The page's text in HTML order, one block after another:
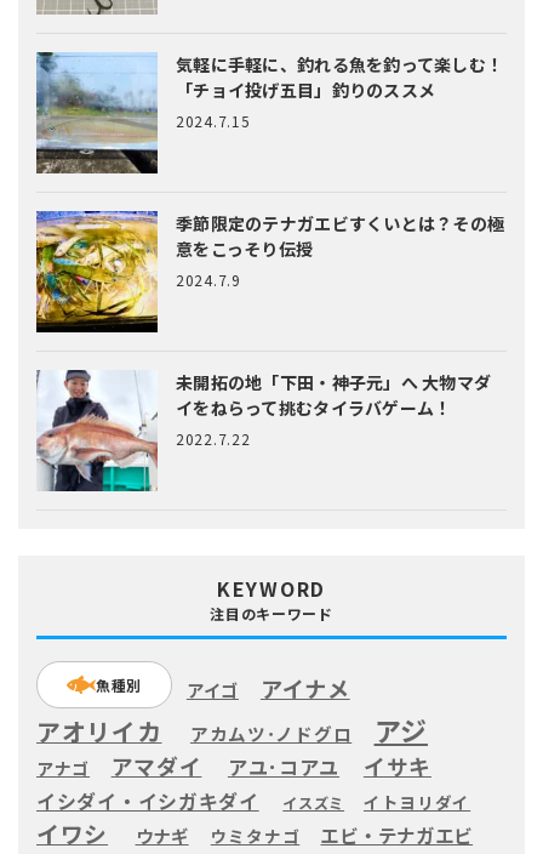
気軽に手軽に、釣れる魚を釣って楽しむ！
「チョイ投げ五目」釣りのススメ
2024.7.15
季節限定のテナガエビすくいとは？ その極
意をこっそり伝授
2024.7.9
未開拓の地「下田・神子元」へ大物マダ
イをねらって挑むタイラバゲーム！
2022.7.22
KEYWORD
注目のキーワード
魚種別 アイゴ アイナメ
アオリイカ アカムツ･ノドグロ アジ
アナゴ アマダイ アユ･コアユ イサキ
イシダイ・イシガキダイ イスズミ イトヨリダイ
イワシ ウナギ ウミタナゴ エビ・テナガエビ